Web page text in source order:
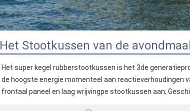
Het Stootkussen van de
Het super kegel rubberstootkussen is het 3de
de hoogste energie momenteel aan reactieverhoudingen
frontaal paneel en laag wrijvingpe stootkussen aan;